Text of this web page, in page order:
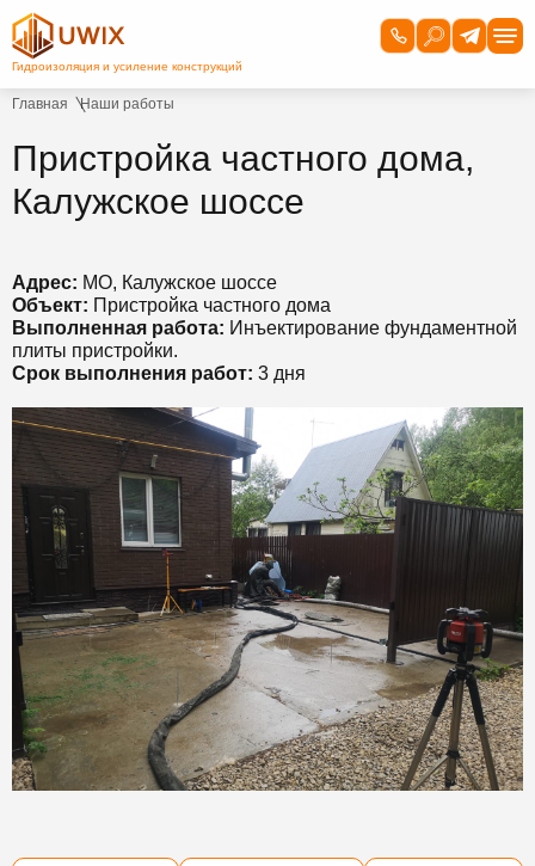
Главная Наши работы
Пристройка частного дома,
Калужское шоссе
Адрес: МО, Калужское шоссе
Объект: Пристройка частного дома
Выполненная работа: Инъектирование фундаментной
плиты пристройки.
Срок выполнения работ: 3 дня